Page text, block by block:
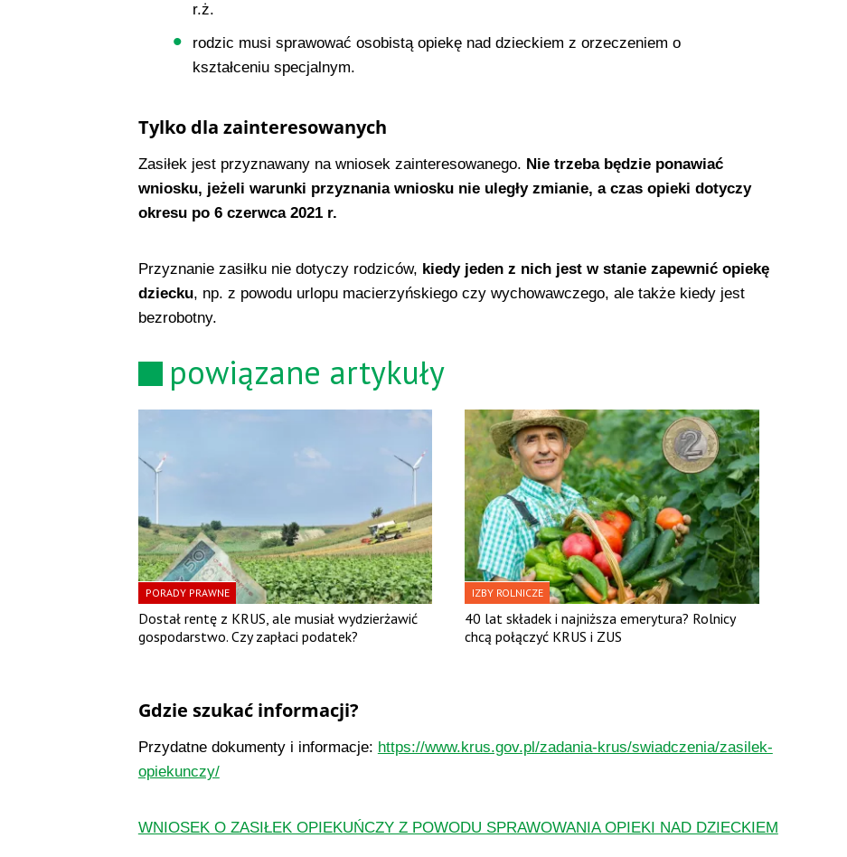
r.ż.
rodzic musi sprawować osobistą opiekę nad dzieckiem z orzeczeniem o
kształceniu specjalnym.
Tylko dla zainteresowanych
Zasiłek jest przyznawany na wniosek zainteresowanego. Nie trzeba będzie ponawiać
wniosku, jeżeli warunki przyznania wniosku nie uległy zmianie, a czas opieki dotyczy
okresu po 6 czerwca 2021 r.
Przyznanie zasiłku nie dotyczy rodziców, kiedy jeden z nich jest w stanie zapewnić opiekę
dziecku, np. z powodu urlopu macierzyńskiego czy wychowawczego, ale także kiedy jest
bezrobotny.
powiązane artykuły
PORADY PRAWNE
Dostał rentę z KRUS, ale musiał wydzierżawić
gospodarstwo. Czy zapłaci podatek?
IZBY ROLNICZE
40 lat składek i najniższa emerytura? Rolnicy
chcą połączyć KRUS i ZUS
Gdzie szukać informacji?
Przydatne dokumenty i informacje: https://www.krus.gov.pl/zadania-krus/swiadczenia/zasilek-
opiekunczy/
WNIOSEK O ZASIŁEK OPIEKUŃCZY Z POWODU SPRAWOWANIA OPIEKI NAD DZIECKIEM